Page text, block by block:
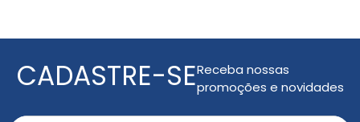
CADASTRE-SEReceba nossas
promoções e novidades